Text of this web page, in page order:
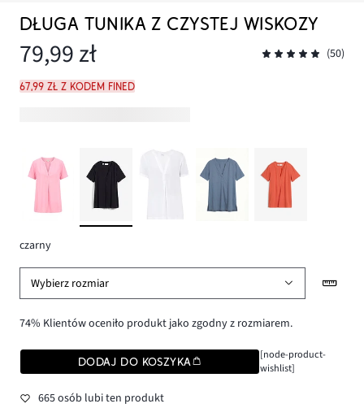
DŁUGA TUNIKA Z CZYSTEJ WISKOZY
79,99 zł (50)
67,99 zł z kodem FINED
czarny
Wybierz rozmiar
74% Klientów oceniło produkt jako zgodny z rozmiarem.
DODAJ DO KOSZYKA
[node-product-
wishlist]
665 osób lubi ten produkt